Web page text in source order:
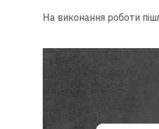
На виконання роботи